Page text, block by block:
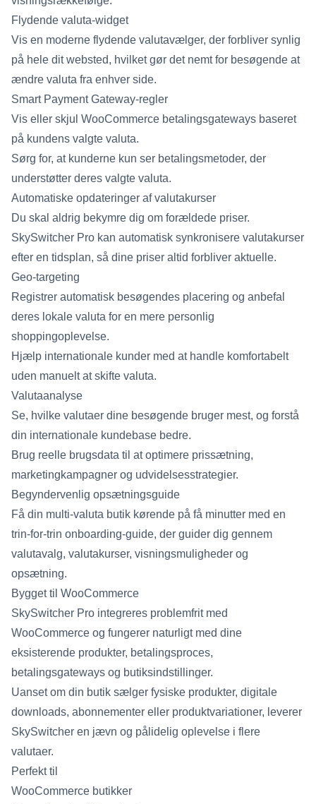
Flydende valuta-widget
Vis en moderne flydende valutavælger, der forbliver synlig
på hele dit websted, hvilket gør det nemt for besøgende at
ændre valuta fra enhver side.
Smart Payment Gateway-regler
Vis eller skjul WooCommerce betalingsgateways baseret
på kundens valgte valuta.
Sørg for, at kunderne kun ser betalingsmetoder, der
understøtter deres valgte valuta.
Automatiske opdateringer af valutakurser
Du skal aldrig bekymre dig om forældede priser.
SkySwitcher Pro kan automatisk synkronisere valutakurser
efter en tidsplan, så dine priser altid forbliver aktuelle.
Geo-targeting
Registrer automatisk besøgendes placering og anbefal
deres lokale valuta for en mere personlig
shoppingoplevelse.
Hjælp internationale kunder med at handle komfortabelt
uden manuelt at skifte valuta.
Valutaanalyse
Se, hvilke valutaer dine besøgende bruger mest, og forstå
din internationale kundebase bedre.
Brug reelle brugsdata til at optimere prissætning,
marketingkampagner og udvidelsesstrategier.
Begyndervenlig opsætningsguide
Få din multi-valuta butik kørende på få minutter med en
trin-for-trin onboarding-guide, der guider dig gennem
valutavalg, valutakurser, visningsmuligheder og
opsætning.
Bygget til WooCommerce
SkySwitcher Pro integreres problemfrit med
WooCommerce og fungerer naturligt med dine
eksisterende produkter, betalingsproces,
betalingsgateways og butiksindstillinger.
Uanset om din butik sælger fysiske produkter, digitale
downloads, abonnementer eller produktvariationer, leverer
SkySwitcher en jævn og pålidelig oplevelse i flere
valutaer.
Perfekt til
WooCommerce butikker